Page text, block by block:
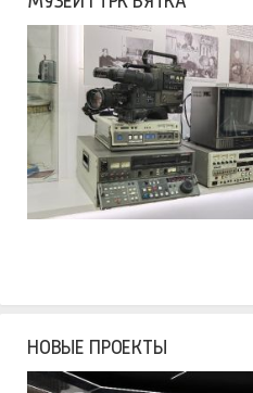
НОВЫЕ ПРОЕКТЫ